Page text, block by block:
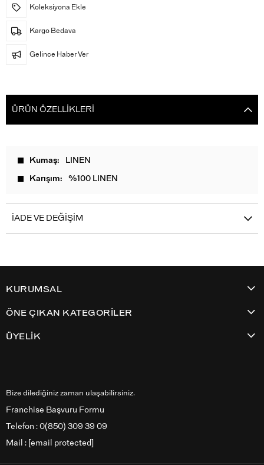
Koleksiyona Ekle
Kargo Bedava
Gelince Haber Ver
ÜRÜN ÖZELLIKLERI
Kumaş LINEN
Karışım %100 LINEN
İADE VE DEĞIŞIM
KURUMSAL
ÖNE ÇIKAN KATEGORİLER
ÜYELİK
Bize dilediğiniz zaman ulaşabilirsiniz.
Franchise Başvuru Formu
Telefon : 0(850) 309 39 09
Mail : [email protected]